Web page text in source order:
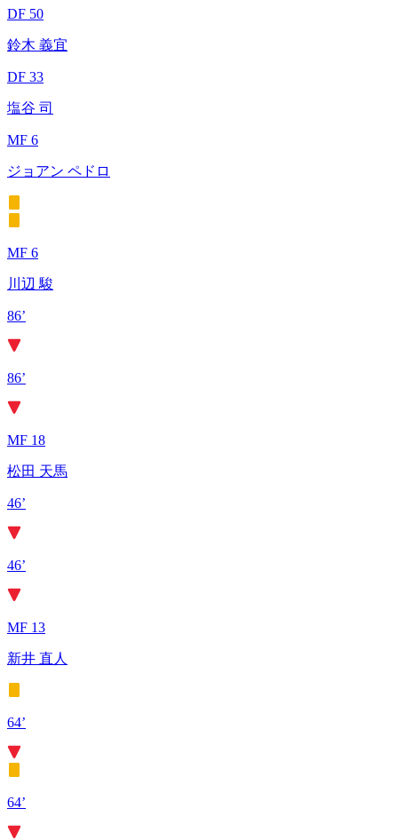
DF 50
鈴木 義宜
DF 33
塩谷 司
MF 6
ジョアン ペドロ
MF 6
川辺 駿
86’
86’
MF 18
松田 天馬
46’
46’
MF 13
新井 直人
64’
64’